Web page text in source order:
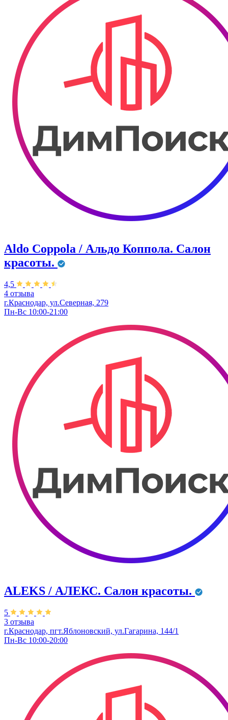
Aldo Coppola / Альдо Коппола. Салон
красоты.
4,5
4 отзыва
г.Краснодар, ул.Северная, 279
Пн-Вс 10:00-21:00
ALEKS / АЛЕКС. Салон красоты.
5
3 отзыва
г.Краснодар, пгт.Яблоновский, ул.Гагарина, 144/1
Пн-Вс 10:00-20:00